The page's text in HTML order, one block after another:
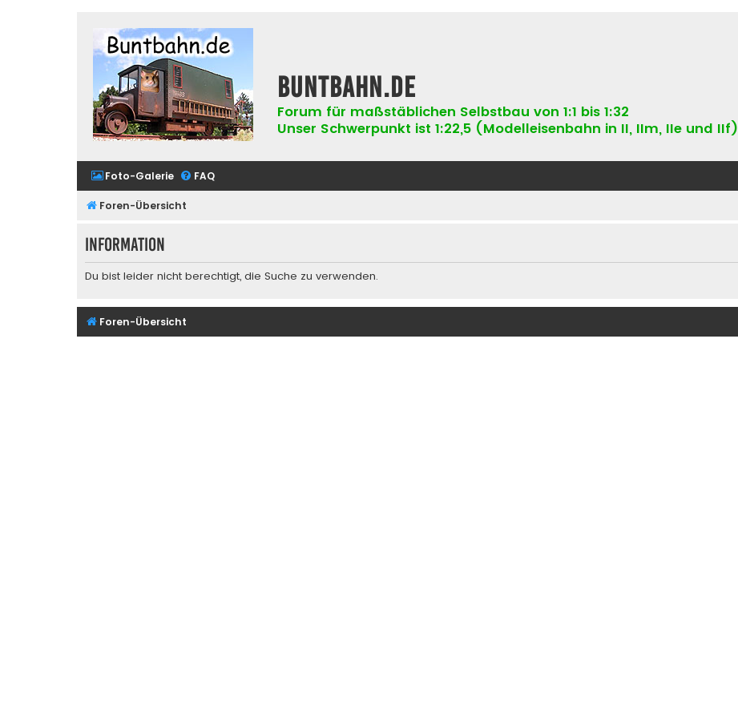
buntbahn.de
Forum für maßstäblichen Selbstbau von 1:1 bis 1:32
Unser Schwerpunkt ist 1:22,5 (Modelleisenbahn in II, IIm, IIe und IIf)
Foto-Galerie FAQ
Foren-Übersicht
Information
Du bist leider nicht berechtigt, die Suche zu verwenden.
Foren-Übersicht